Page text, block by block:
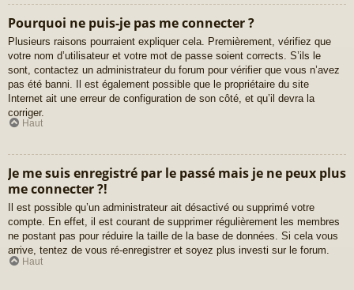
Pourquoi ne puis-je pas me connecter ?
Plusieurs raisons pourraient expliquer cela. Premièrement, vérifiez que
votre nom d’utilisateur et votre mot de passe soient corrects. S’ils le
sont, contactez un administrateur du forum pour vérifier que vous n’avez
pas été banni. Il est également possible que le propriétaire du site
Internet ait une erreur de configuration de son côté, et qu’il devra la
corriger.
Haut
Je me suis enregistré par le passé mais je ne peux plus
me connecter ?!
Il est possible qu’un administrateur ait désactivé ou supprimé votre
compte. En effet, il est courant de supprimer régulièrement les membres
ne postant pas pour réduire la taille de la base de données. Si cela vous
arrive, tentez de vous ré-enregistrer et soyez plus investi sur le forum.
Haut